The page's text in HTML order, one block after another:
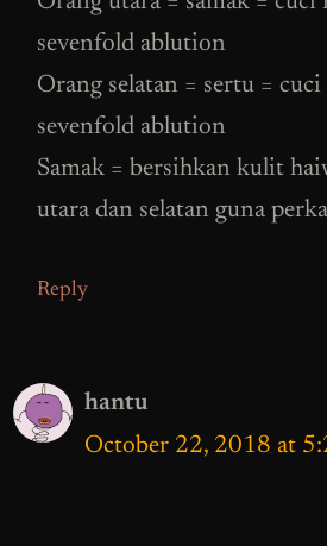
sevenfold ablution
Orang selatan = sertu =
sevenfold ablution
Samak = bersihkan kulit
utara dan selatan guna
Reply
hantu
October 22, 2018 at